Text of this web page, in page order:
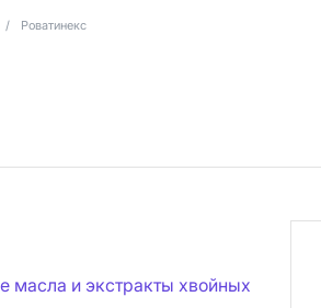
/ Роватинекс
масла и экстракты хвойных